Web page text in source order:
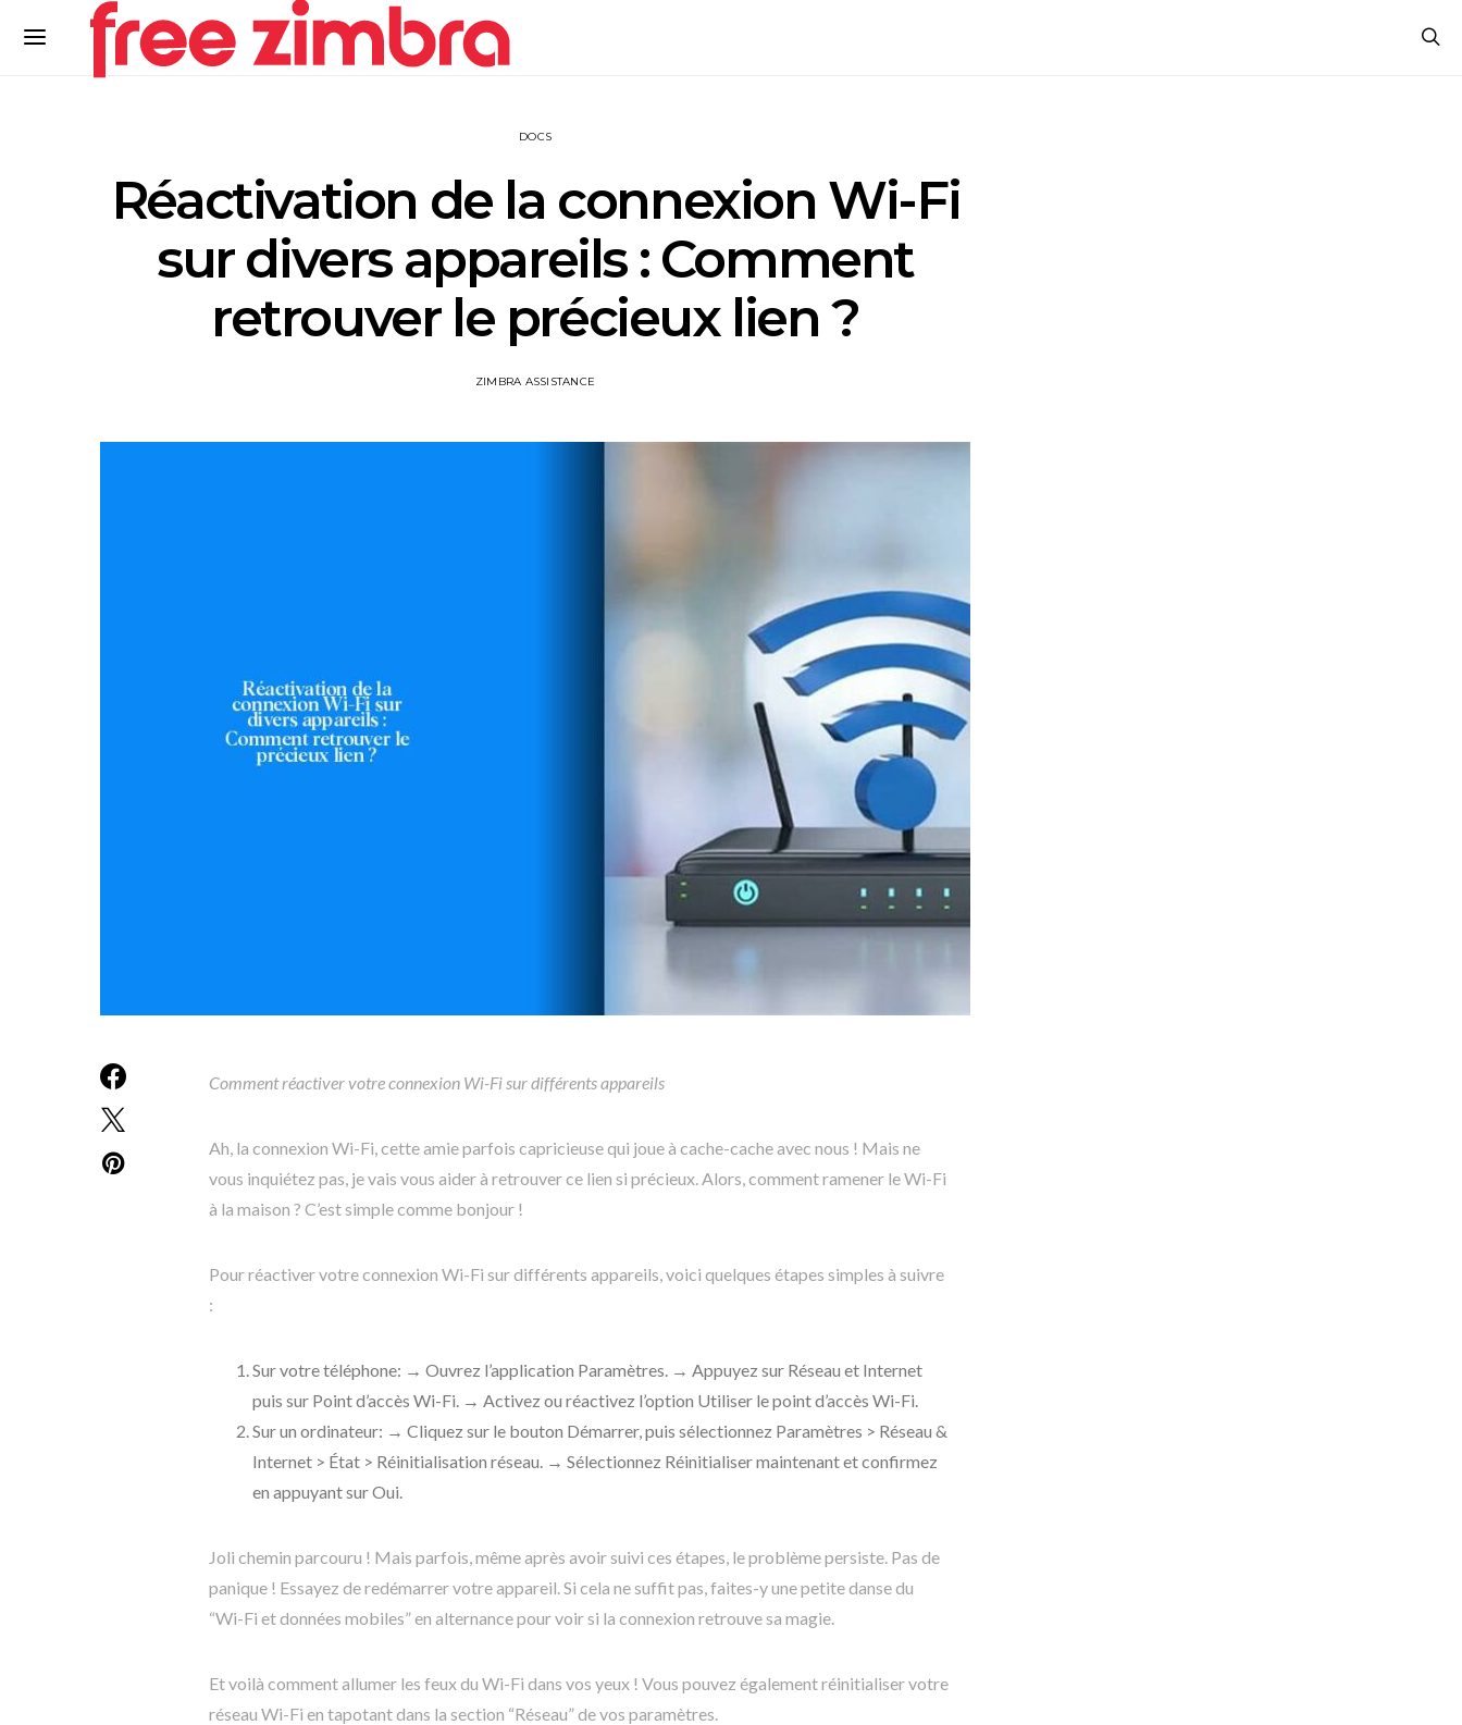
DOCS
Réactivation de la connexion Wi-Fi
sur divers appareils : Comment
retrouver le précieux lien ?
ZIMBRA ASSISTANCE
Comment réactiver votre connexion Wi-Fi sur différents appareils
Ah, la connexion Wi-Fi, cette amie parfois capricieuse qui joue à cache-cache avec nous ! Mais ne
vous inquiétez pas, je vais vous aider à retrouver ce lien si précieux. Alors, comment ramener le Wi-Fi
à la maison ? C’est simple comme bonjour !
Pour réactiver votre connexion Wi-Fi sur différents appareils, voici quelques étapes simples à suivre
:
Sur votre téléphone: → Ouvrez l’application Paramètres. → Appuyez sur Réseau et Internet
puis sur Point d’accès Wi-Fi. → Activez ou réactivez l’option Utiliser le point d’accès Wi-Fi.
Sur un ordinateur: → Cliquez sur le bouton Démarrer, puis sélectionnez Paramètres > Réseau &
Internet > État > Réinitialisation réseau. → Sélectionnez Réinitialiser maintenant et confirmez
en appuyant sur Oui.
Joli chemin parcouru ! Mais parfois, même après avoir suivi ces étapes, le problème persiste. Pas de
panique ! Essayez de redémarrer votre appareil. Si cela ne suffit pas, faites-y une petite danse du
“Wi-Fi et données mobiles” en alternance pour voir si la connexion retrouve sa magie.
Et voilà comment allumer les feux du Wi-Fi dans vos yeux ! Vous pouvez également réinitialiser votre
réseau Wi-Fi en tapotant dans la section “Réseau” de vos paramètres.